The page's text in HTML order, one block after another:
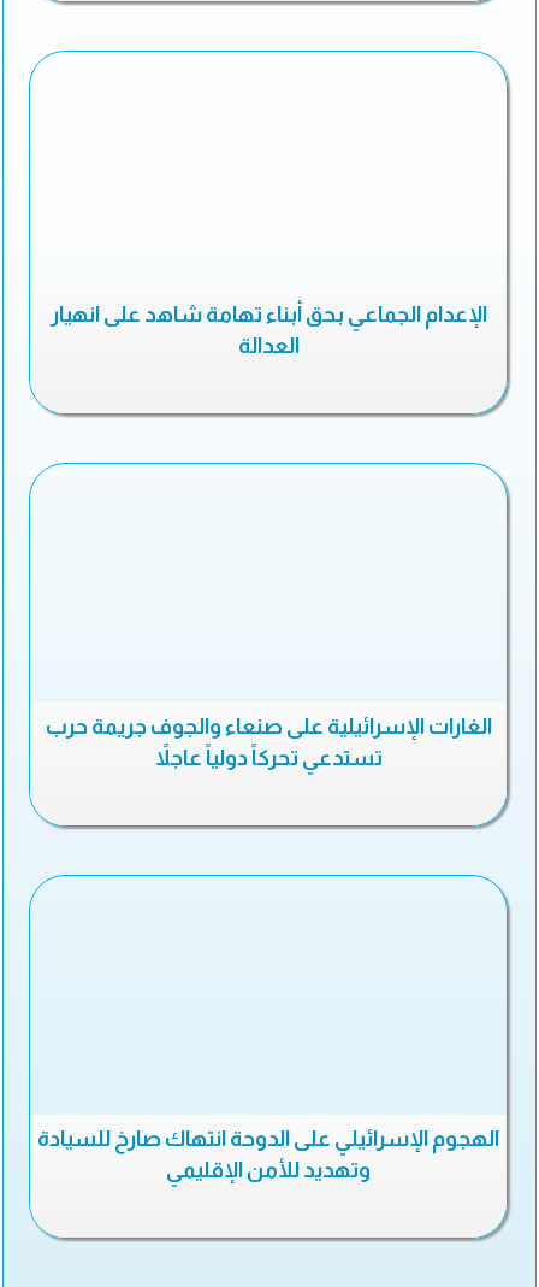
الإعدام الجماعي بحق أبناء تهامة شاهد على انهيار
العدالة
الغارات الإسرائيلية على صنعاء والجوف جريمة حرب
تستدعي تحركاً دولياً عاجلاً
الهجوم الإسرائيلي على الدوحة انتهاك صارخ للسيادة
وتهديد للأمن الإقليمي